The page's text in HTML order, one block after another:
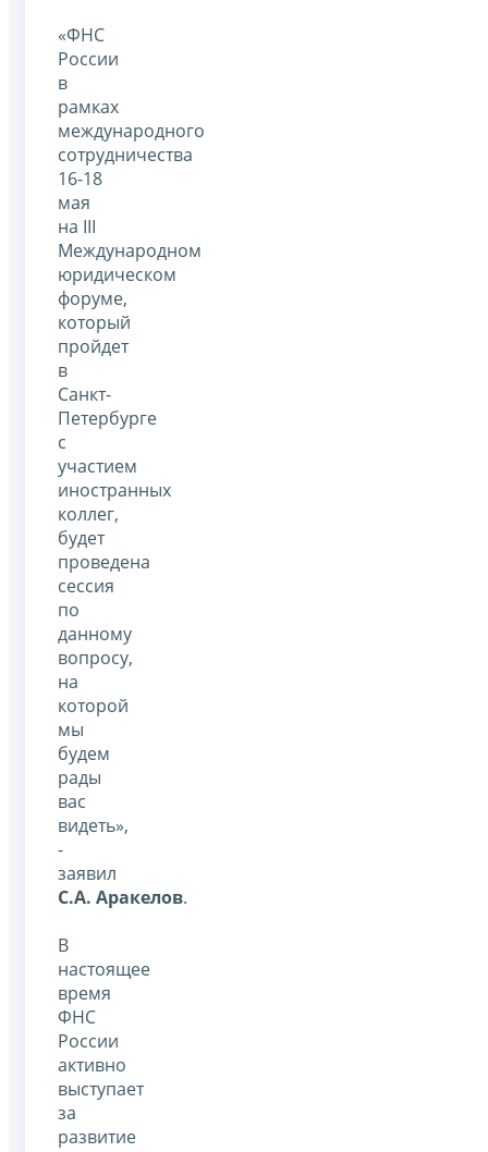
«ФНС
России
в
рамках
международного
сотрудничества
16-18
мая
на III
Международном
юридическом
форуме,
который
пройдет
в
Санкт-
Петербурге
с
участием
иностранных
коллег,
будет
проведена
сессия
по
данному
вопросу,
на
которой
мы
будем
рады
вас
видеть»,
-
заявил
С.А. Аракелов.
В
настоящее
время
ФНС
России
активно
выступает
за
развитие